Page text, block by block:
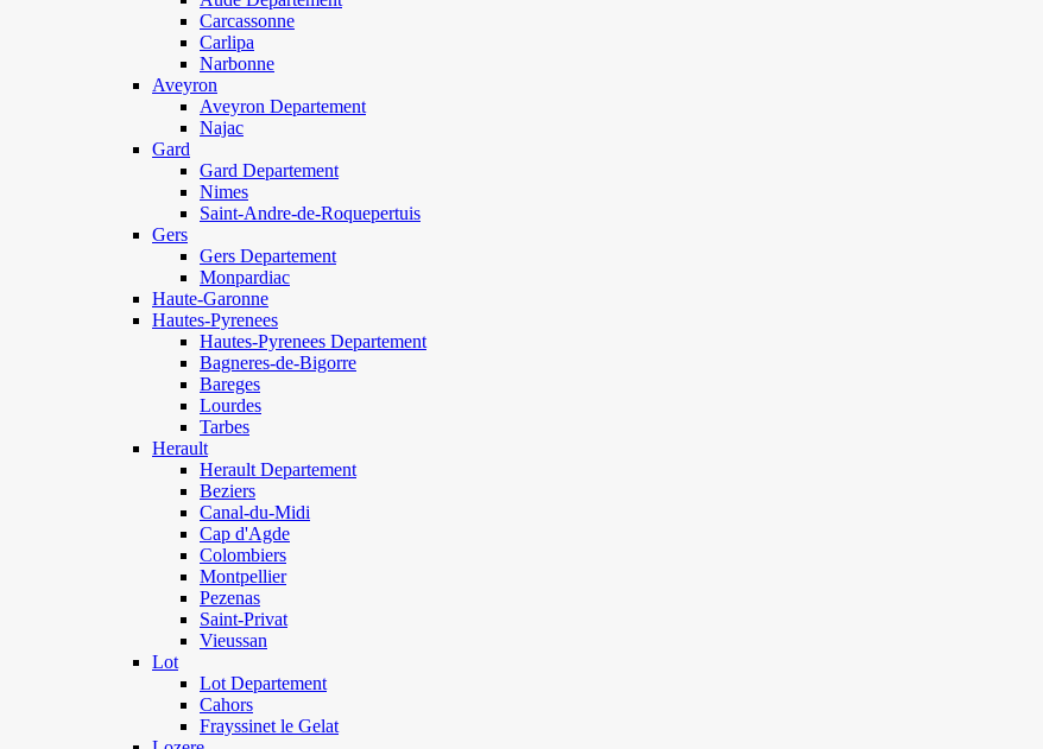
Carcassonne
Carlipa
Narbonne
Aveyron
Aveyron Departement
Najac
Gard
Gard Departement
Nimes
Saint-Andre-de-Roquepertuis
Gers
Gers Departement
Monpardiac
Haute-Garonne
Hautes-Pyrenees
Hautes-Pyrenees Departement
Bagneres-de-Bigorre
Bareges
Lourdes
Tarbes
Herault
Herault Departement
Beziers
Canal-du-Midi
Cap d'Agde
Colombiers
Montpellier
Pezenas
Saint-Privat
Vieussan
Lot
Lot Departement
Cahors
Frayssinet le Gelat